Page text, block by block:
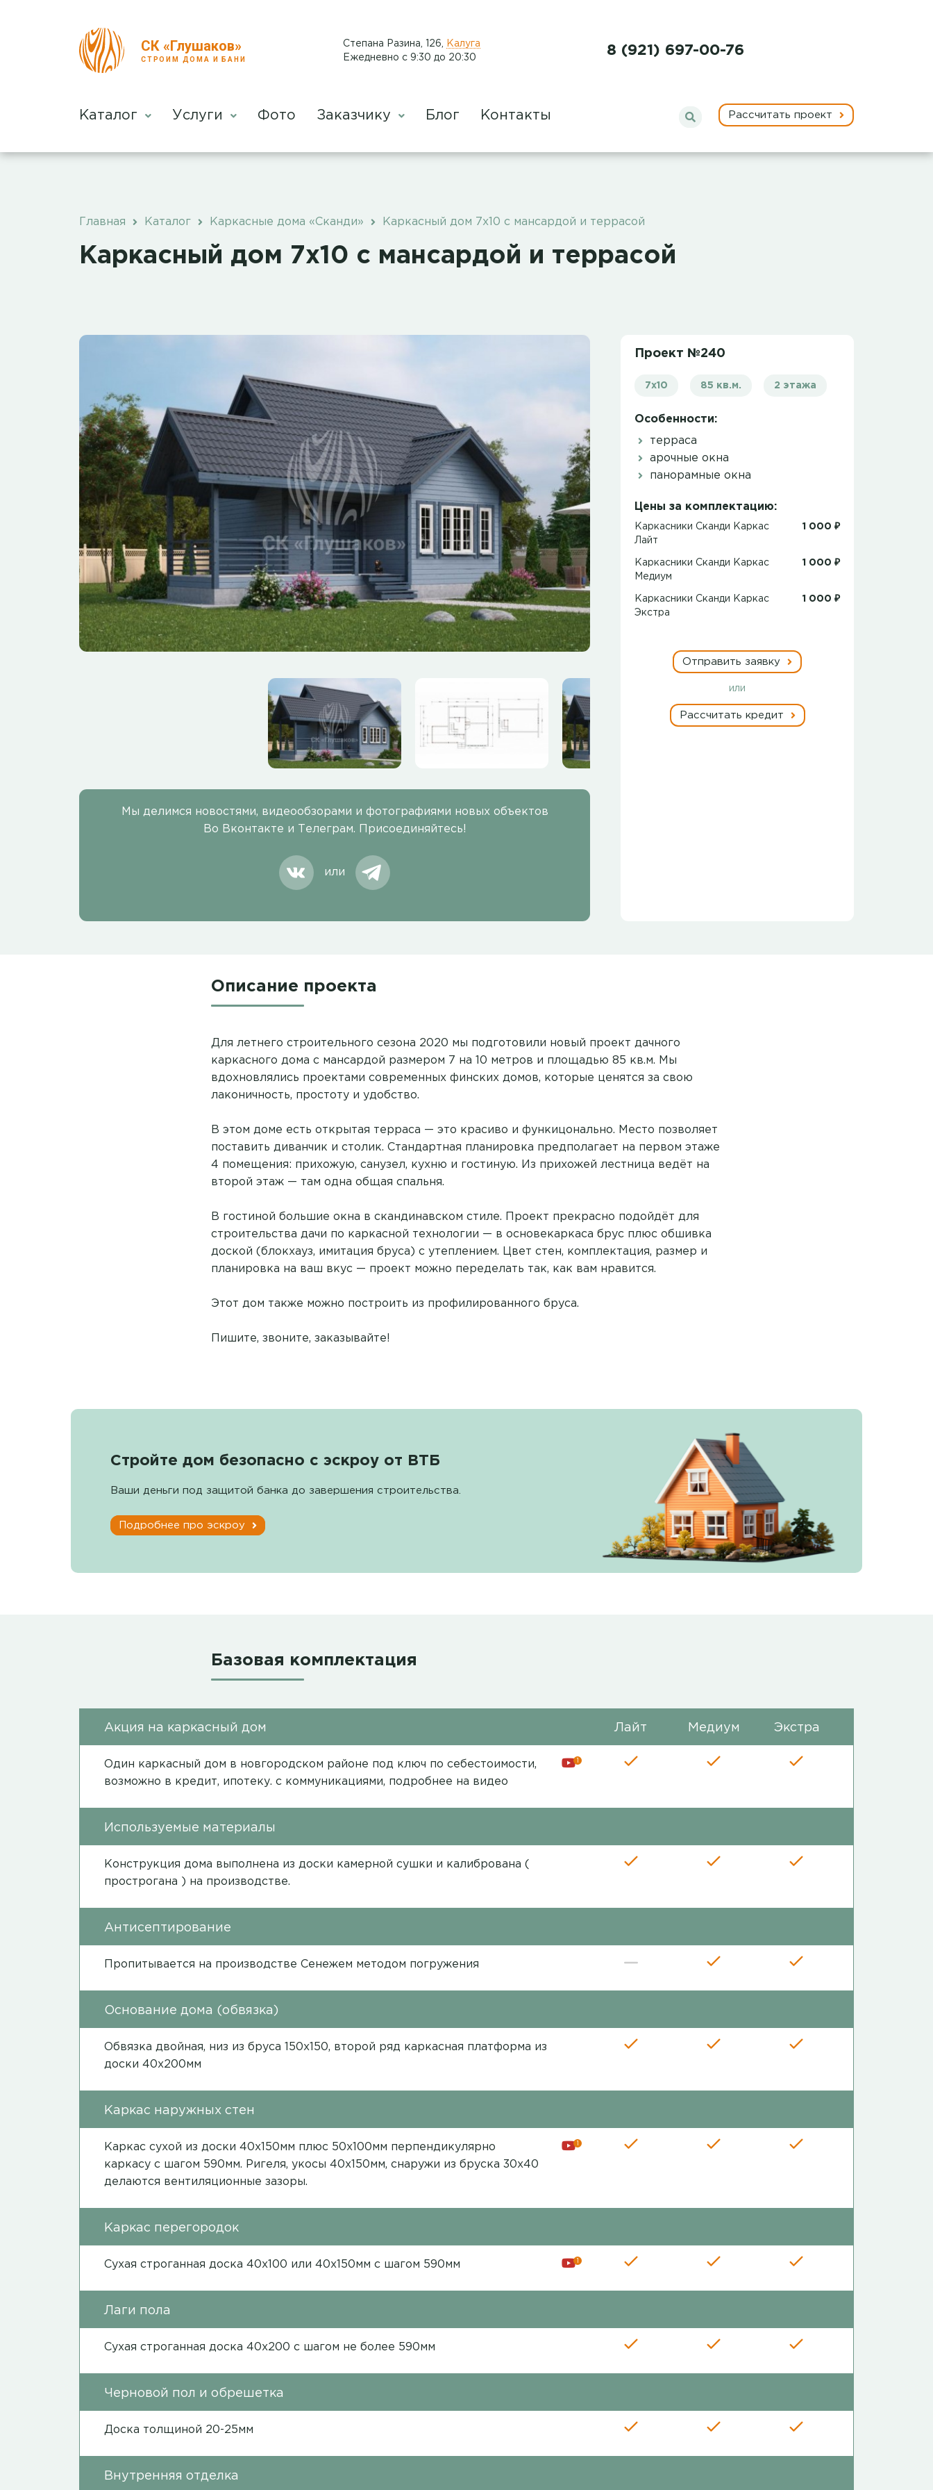
СК «Глушаков»
СТРОИМ ДОМА И БАНИ
​Степана Разина, 126
Калуга
Ежедневно с 9:30 до 20:30
8 (921) 697-00-76
Каталог Услуги Фото Заказчику Блог Контакты Рассчитать проект
Главная Каталог Каркасные дома «Сканди» Каркасный дом 7х10 с мансардой и террасой
Каркасный дом 7х10 с мансардой и террасой
Мы делимся новостями, видеообзорами и фотографиями новых объектов
Во Вконтакте и Телеграм. Присоединяйтесь!
или
Проект №240
7х10 85 кв.м. 2 этажа
Особенности:
терраса
арочные окна
панорамные окна
Цены за комплектацию:
Каркасники Сканди Каркас
Лайт
1 000 ₽
Каркасники Сканди Каркас
Медиум
1 000 ₽
Каркасники Сканди Каркас
Экстра
1 000 ₽
Отправить заявку
или
Рассчитать кредит
Описание проекта
Для летнего строительного сезона 2020 мы подготовили новый проект дачного
каркасного дома с мансардой размером 7 на 10 метров и площадью 85 кв.м. Мы
вдохновлялись проектами современных финских домов, которые ценятся за свою
лаконичность, простоту и удобство.
В этом доме есть открытая терраса — это красиво и функицонально. Место позволяет
поставить диванчик и столик. Стандартная планировка предполагает на первом этаже
4 помещения: прихожую, санузел, кухню и гостиную. Из прихожей лестница ведёт на
второй этаж — там одна общая спальня.
В гостиной большие окна в скандинавском стиле. Проект прекрасно подойдёт для
строительства дачи по каркасной технологии — в основекаркаса брус плюс обшивка
доской (блокхауз, имитация бруса) с утеплением. Цвет стен, комплектация, размер и
планировка на ваш вкус — проект можно переделать так, как вам нравится.
Этот дом также можно построить из профилированного бруса.
Пишите, звоните, заказывайте!
Стройте дом безопасно с эскроу от ВТБ
Ваши деньги под защитой банка до завершения строительства.
Подробнее про эскроу
Базовая комплектация
Акция на каркасный дом Лайт Медиум Экстра
Один каркасный дом в новгородском районе под ключ по себестоимости,
возможно в кредит, ипотеку. с коммуникациями, подробнее на видео
Используемые материалы
Конструкция дома выполнена из доски камерной сушки и калибрована (
прострогана ) на производстве.
Антисептирование
Пропитывается на производстве Сенежем методом погружения
Основание дома (обвязка)
Обвязка двойная, низ из бруса 150х150, второй ряд каркасная платформа из
доски 40х200мм
Каркас наружных стен
Каркас сухой из доски 40х150мм плюс 50х100мм перпендикулярно
каркасу с шагом 590мм. Ригеля, укосы 40х150мм, снаружи из бруска 30х40
делаются вентиляционные зазоры.
Каркас перегородок
Сухая строганная доска 40х100 или 40х150мм с шагом 590мм
Лаги пола
Сухая строганная доска 40х200 с шагом не более 590мм
Черновой пол и обрешетка
Доска толщиной 20-25мм
Внутренняя отделка